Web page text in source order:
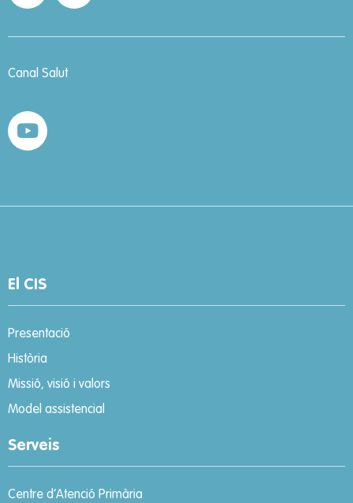
Canal Salut
El CIS
Presentació
Història
Missió, visió i valors
Model assistencial
Serveis
Centre d’Atenció Primària